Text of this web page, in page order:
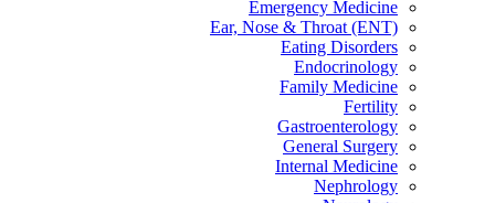
Emergency Medicine
Ear, Nose & Throat (ENT)
Eating Disorders
Endocrinology
Family Medicine
Fertility
Gastroenterology
General Surgery
Internal Medicine
Nephrology